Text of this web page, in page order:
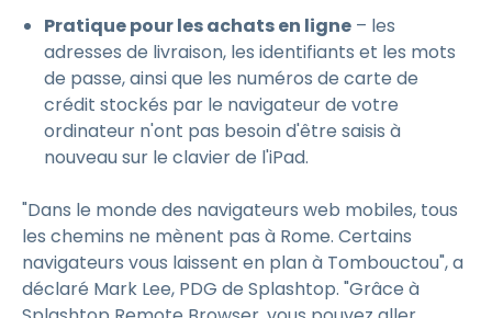
Pratique pour les achats en ligne – les
adresses de livraison, les identifiants et les mots
de passe, ainsi que les numéros de carte de
crédit stockés par le navigateur de votre
ordinateur n'ont pas besoin d'être saisis à
nouveau sur le clavier de l'iPad.
"Dans le monde des navigateurs web mobiles, tous
les chemins ne mènent pas à Rome. Certains
navigateurs vous laissent en plan à Tombouctou", a
déclaré Mark Lee, PDG de Splashtop. "Grâce à